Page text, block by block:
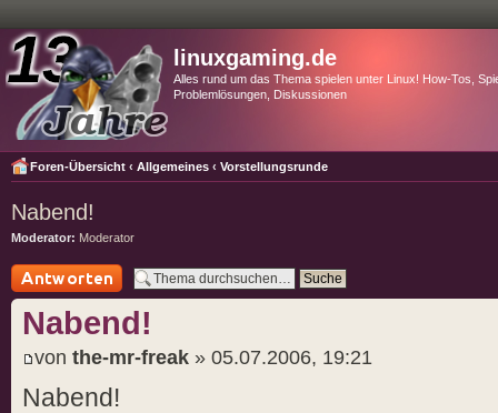
linuxgaming.de
Alles rund um das Thema spielen unter Linux! How-Tos,
Problemlösungen, Diskussionen
Foren-Übersicht ‹ Allgemeines ‹ Vorstellungsrunde
Nabend!
Moderator: Moderator
Antwort schreiben
Nabend!
von the-mr-freak » 05.07.2006, 19:21
Nabend!